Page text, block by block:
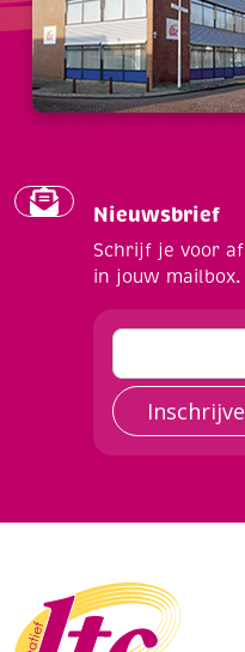
Nieuwsbrief
Schrijf je voor
in jouw mailbox.